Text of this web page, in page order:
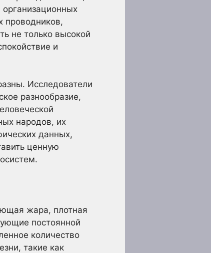
проводников,
не только высокой
и
Исследователи
разнообразие,
народов, их
данных,
ценную
жара, плотная
постоянной
количество
такие как